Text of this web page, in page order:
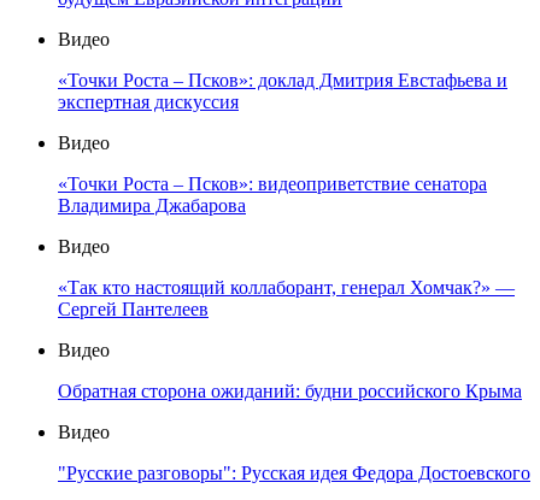
Видео
«Точки Роста – Псков»: доклад Дмитрия Евстафьева и
экспертная дискуссия
Видео
«Точки Роста – Псков»: видеоприветствие сенатора
Владимира Джабарова
Видео
«Так кто настоящий коллаборант, генерал Хомчак?» —
Сергей Пантелеев
Видео
Обратная сторона ожиданий: будни российского Крыма
Видео
"Русские разговоры": Русская идея Федора Достоевского